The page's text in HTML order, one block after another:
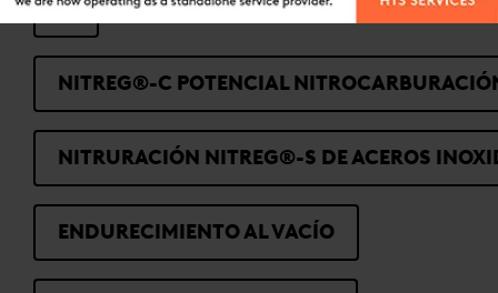
®
NITREG®-C POTENCIAL
NITRURACIÓN NITREG®-S DE ACEROS
ENDURECIMIENTO AL VACÍO